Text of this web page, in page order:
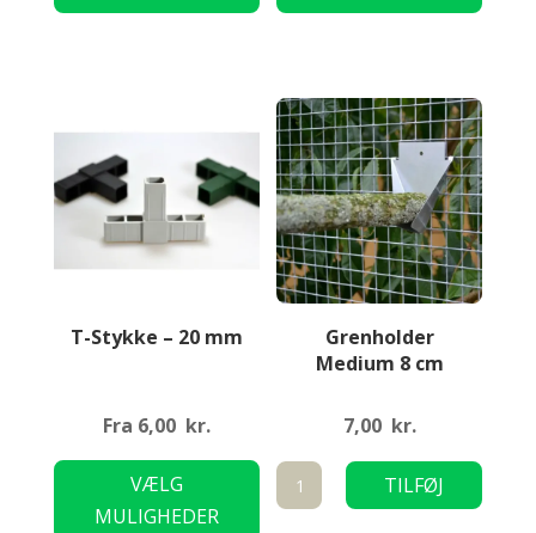
flere
kan
vælges
på
varesiden
kan
på
T-Stykke – 20 mm
Fra 6,00 kr.
VÆLG
MULIGHEDER
Dette
Grenholder
Medium 8 cm
7,00 kr.
Grenholder
Medium
TILFØJ
TIL KURV